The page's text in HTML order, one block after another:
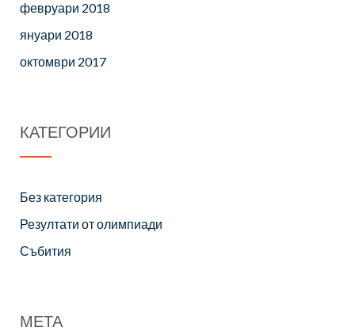
февруари 2018
януари 2018
октомври 2017
КАТЕГОРИИ
Без категория
Резултати от олимпиади
Събития
МЕТА